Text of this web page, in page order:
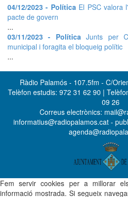
04/12/2023 - PolíticaEl PSC valora
pacte de govern
...
03/11/2023 - PolíticaJunts per
municipal i foragita el bloqueig polític
...
Ràdio Palamós - 107.5fm - C/
Telèfon estudis: 972 31 62 90 |
09 26
Correus electrònics:
informatius@radiopalamos.cat -
Fem servir cookies per a millorar
informació mostrada. Si segueix